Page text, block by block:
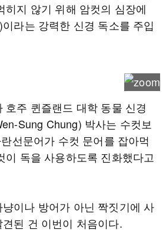
히지 않기 위해 암컷의 심장에
라는 강력한 신경 독소를 주입
호주 퀸즐랜드 대학 동물 신경
Sung Chung) 박사는 수컷보
선문어가 수컷 문어를 잡아먹
이 독을 사용하도록 진화했다고
이나 방어가 아닌 짝짓기에 사
된 건 이번이 처음이다.